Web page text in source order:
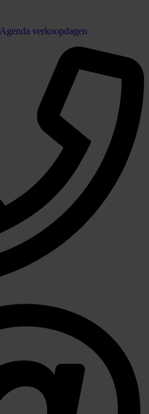
Agenda verkoopdagen